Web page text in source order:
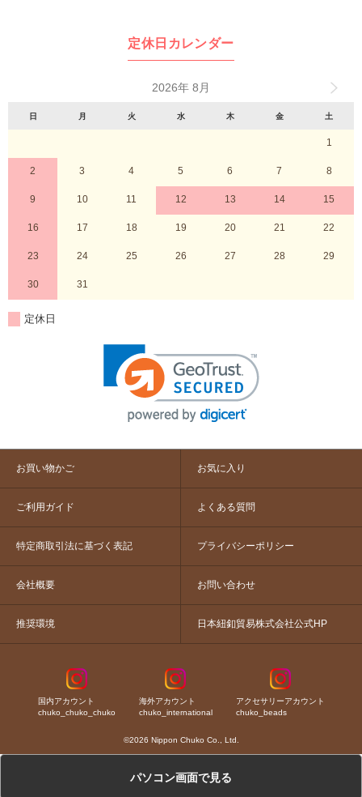
定休日カレンダー
2026年 8月
日 月 火 水 木 金 土
1
2 3 4 5 6 7 8
9 10 11 12 13 14 15
16 17 18 19 20 21 22
23 24 25 26 27 28 29
30 31
定休日
お買い物かご お気に入り
ご利用ガイド よくある質問
特定商取引法に基づく表記 プライバシーポリシー
会社概要 お問い合わせ
推奨環境 日本紐釦貿易株式会社公式HP
国内アカウント
chuko_chuko_chuko
海外アカウント
chuko_international
アクセサリーアカウント
chuko_beads
©2026 Nippon Chuko Co., Ltd.
パソコン画面で見る